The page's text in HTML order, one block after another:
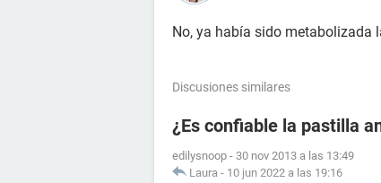
No, ya había sido metabolizada
Discusiones similares
¿Es confiable la pastilla
edilysnoop - 30 nov 2013 a las 13:49
Laura - 10 jun 2022 a las 19:16